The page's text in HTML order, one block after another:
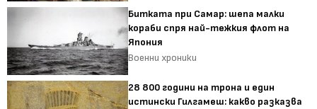
Битката при Самар: шепа малки
кораби спря най-тежкия флот на
Япония
Военни хроники
28 800 години на трона и един
истински Гилгамеш: какво разказва